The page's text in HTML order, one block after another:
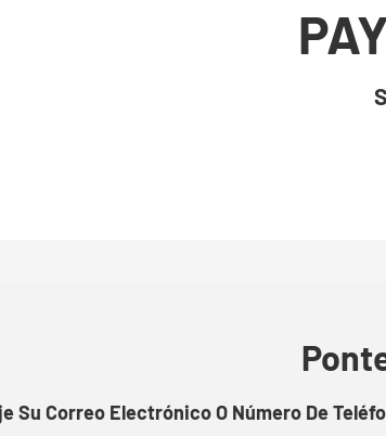
Su Correo Electrónico O Número De